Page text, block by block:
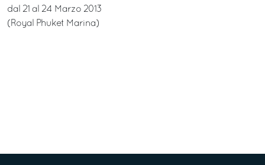
dal 21 al 24 Marzo 2013
(Royal Phuket Marina)